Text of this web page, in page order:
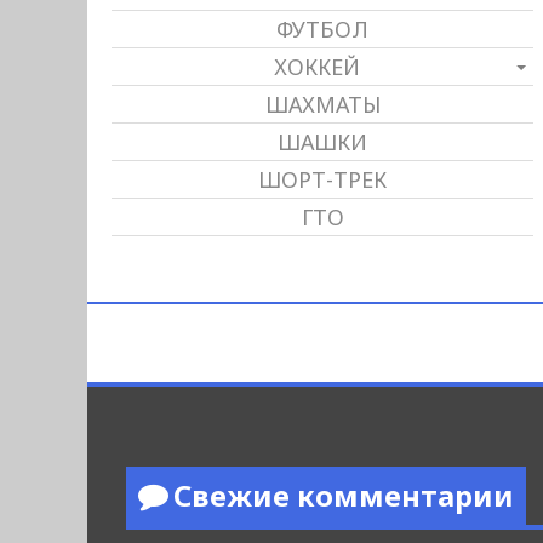
ФУТБОЛ
ХОККЕЙ
ШАХМАТЫ
ШАШКИ
ШОРТ-ТРЕК
ГТО
Свежие комментарии